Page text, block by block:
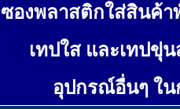
ซองพลาสติกใส่สินค้า
เทปใส และเทปขุ่
อุปกรณ์อื่นๆ ใ